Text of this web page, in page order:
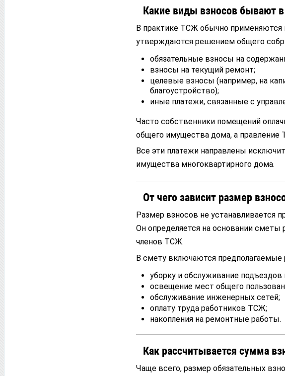
Какие виды взносов бывают
В практике ТСЖ обычно применяются
утверждаются решением общего
обязательные взносы на
взносы на текущий ремонт;
целевые взносы (например, на
благоустройство);
иные платежи, связанные с
Часто собственники помещений
общего имущества дома, а
Все эти платежи направлены
имущества многоквартирного дома.
От чего зависит размер
Размер взносов не устанавливается
Он определяется на основании
членов ТСЖ.
В смету включаются предполагаемые
уборку и обслуживание
освещение мест общего
обслуживание инженерных сетей;
оплату труда работников ТСЖ;
накопления на ремонтные работы.
Как рассчитывается сумма
Чаще всего, размер обязательных